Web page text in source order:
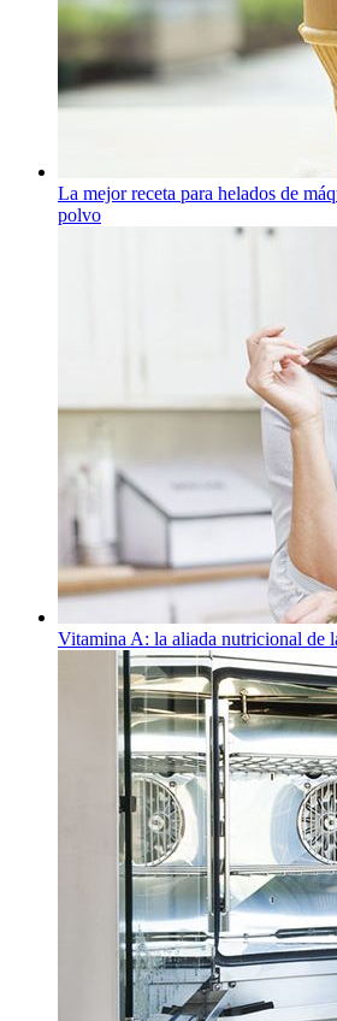
La mejor receta para helados de
polvo
Vitamina A: la aliada nutricional de